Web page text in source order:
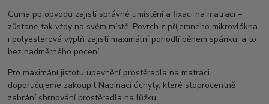
Guma po obvodu zajistí správné umístění a fixaci na matraci –
zůstane tak vždy na svém místě. Povrch z příjemného mikrovlákna
i polyesterová výplň zajistí maximální pohodlí během spánku, a to
bez nadměrného pocení.
Pro maximání jistotu upevnění prostěradla na matraci
doporučujeme zakoupit Napínací úchyty, které stoprocentně
zabrání shrnování prostěradla na lůžku.